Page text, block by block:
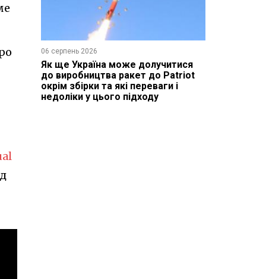
06 серпень 2026
Як ще Україна може долучитися
до виробництва ракет до Patriot
окрім збірки та які переваги і
недоліки у цього підходу